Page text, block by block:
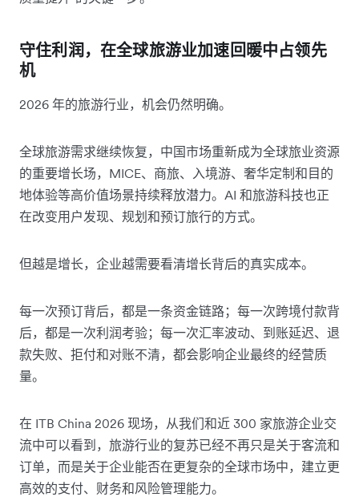
守住利润，在全球旅游业加速回暖中占领先
机
2026 年的旅游行业，机会仍然明确。
全球旅游需求继续恢复，中国市场重新成为全球旅业资源
的重要增长场，MICE、商旅、入境游、奢华定制和目的
地体验等高价值场景持续释放潜力。AI 和旅游科技也正
在改变用户发现、规划和预订旅行的方式。
但越是增长，企业越需要看清增长背后的真实成本。
每一次预订背后，都是一条资金链路；每一次跨境付款背
后，都是一次利润考验；每一次汇率波动、到账延迟、退
款失败、拒付和对账不清，都会影响企业最终的经营质
量。
在 ITB China 2026 现场，从我们和近 300 家旅游企业交
流中可以看到，旅游行业的复苏已经不再只是关于客流和
订单，而是关于企业能否在更复杂的全球市场中，建立更
高效的支付、财务和风险管理能力。